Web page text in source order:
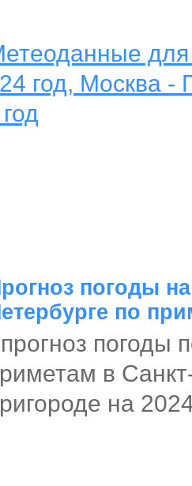
для
год, Москва -
погоды
по
погоды
в
на